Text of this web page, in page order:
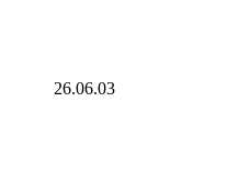
26.06.03